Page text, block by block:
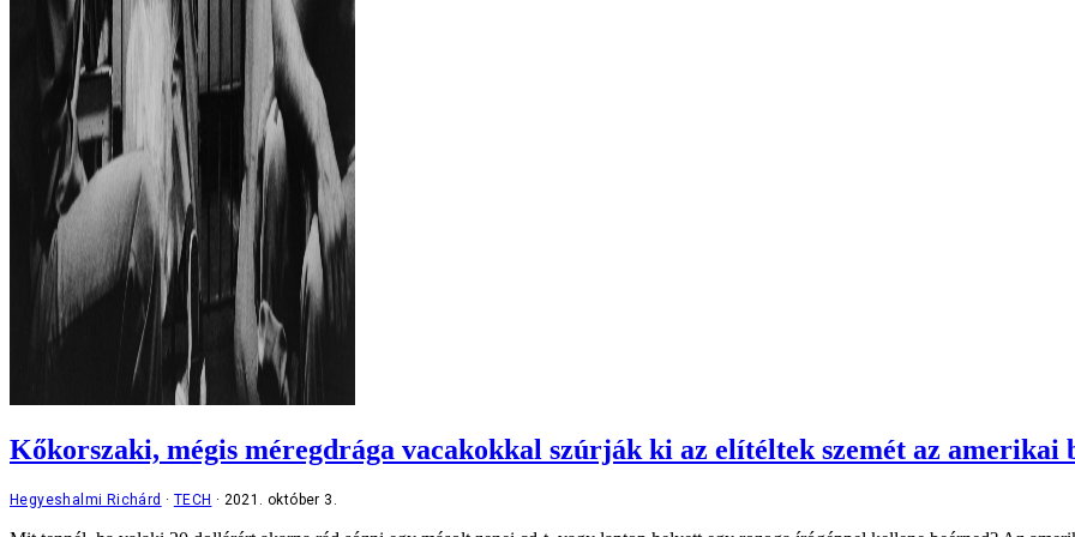
Kőkorszaki, mégis méregdrága vacakokkal szúrják ki az elítéltek szemét az amerikai
Hegyeshalmi Richárd TECH 2021. október 3.